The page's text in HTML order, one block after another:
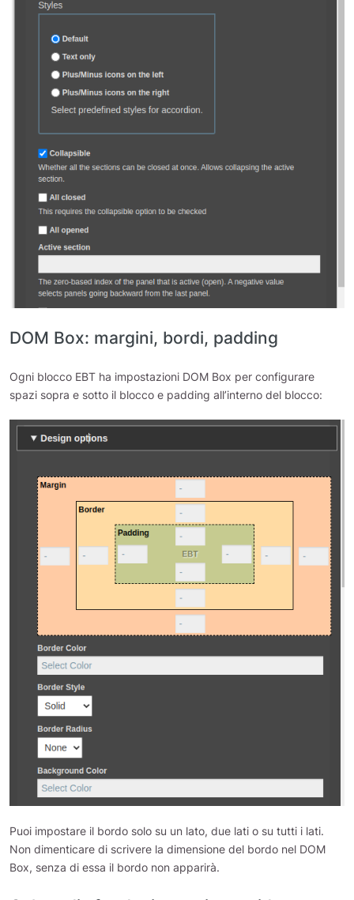
DOM Box: margini, bordi, padding
Ogni blocco EBT ha impostazioni DOM Box per configurare
spazi sopra e sotto il blocco e padding all’interno del blocco:
Puoi impostare il bordo solo su un lato, due lati o su tutti i lati.
Non dimenticare di scrivere la dimensione del bordo nel DOM
Box, senza di essa il bordo non apparirà.